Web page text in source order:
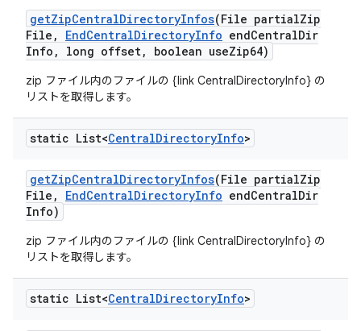
getZipCentralDirectoryInfos(File partialZip
File , EndCentralDirectoryInfo endCentralDir
Info , long offset, boolean useZip64)
zip ファイル内のファイルの {link CentralDirectoryInfo} の
リストを取得します。
static List<CentralDirectoryInfo>
getZipCentralDirectoryInfos(File partialZip
File , EndCentralDirectoryInfo endCentralDir
Info)
zip ファイル内のファイルの {link CentralDirectoryInfo} の
リストを取得します。
static List<CentralDirectoryInfo>